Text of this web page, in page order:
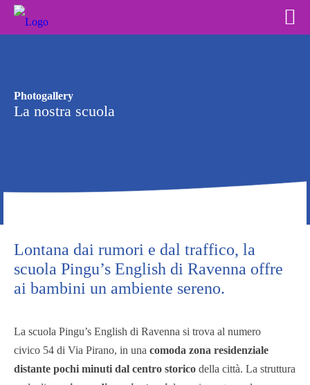
Photogallery
La nostra scuola
Lontana dai rumori e dal traffico, la
scuola Pingu’s English di Ravenna offre
ai bambini un ambiente sereno.
La scuola Pingu’s English di Ravenna si trova al numero
civico 54 di Via Pirano, in una comoda zona residenziale
distante pochi minuti dal centro storico della città. La struttura